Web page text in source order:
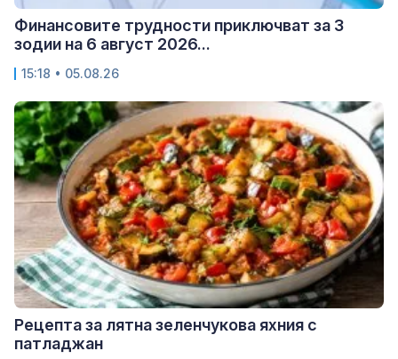
Финансовите трудности приключват за 3
зодии на 6 август 2026...
15:18 • 05.08.26
Рецепта за лятна зеленчукова яхния с
патладжан